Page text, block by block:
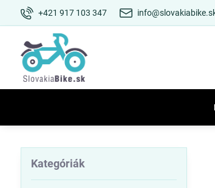
+421 917 103 347
Kategóriák